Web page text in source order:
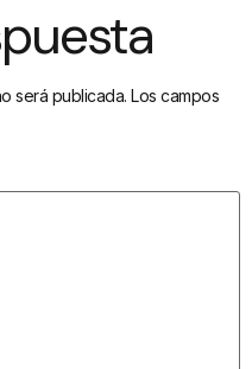
será publicada. Los campos